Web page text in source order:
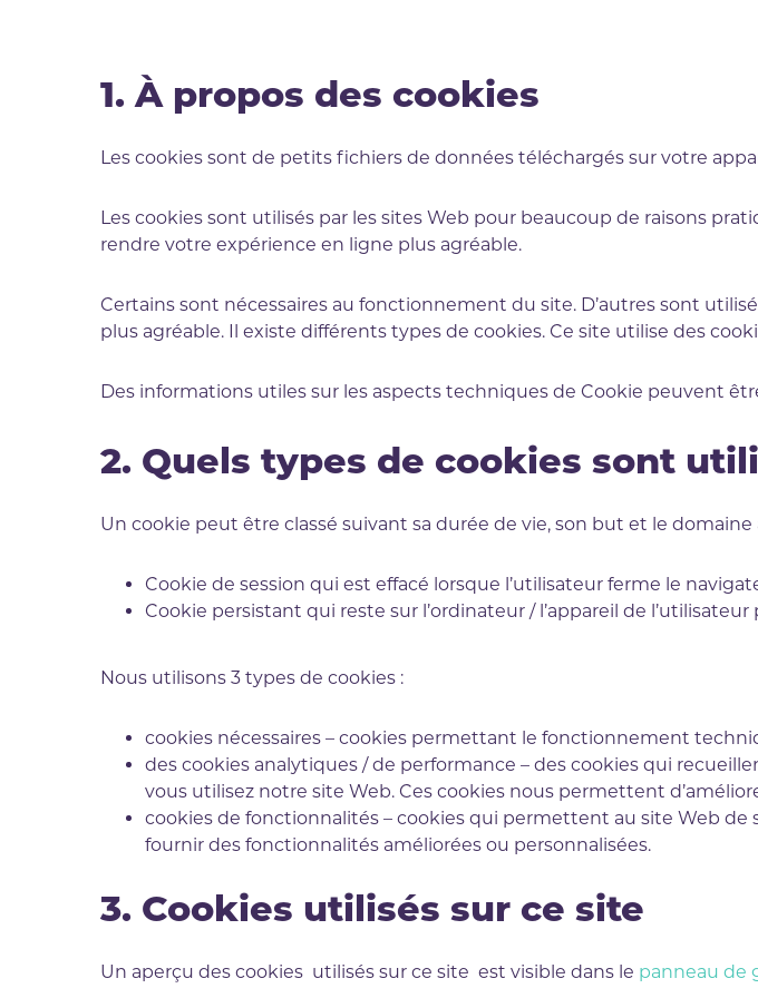
1. À propos des cookies
Les cookies sont de petits fichiers de données téléchargés sur votre
Les cookies sont utilisés par les sites Web pour beaucoup de raisons
rendre votre expérience en ligne plus agréable.
Certains sont nécessaires au fonctionnement du site. D’autres sont
plus agréable. Il existe différents types de cookies. Ce site utilise des
Des informations utiles sur les aspects techniques de Cookie peuvent
2. Quels types de cookies sont
Un cookie peut être classé suivant sa durée de vie, son but et le
Cookie de session qui est effacé lorsque l’utilisateur ferme le
Cookie persistant qui reste sur l’ordinateur / l’appareil de
Nous utilisons 3 types de cookies :
cookies nécessaires – cookies permettant le fonctionnement
des cookies analytiques / de performance – des cookies qui
vous utilisez notre site Web. Ces cookies nous permettent
cookies de fonctionnalités – cookies qui permettent au site Web
fournir des fonctionnalités améliorées ou personnalisées.
3. Cookies utilisés sur ce site
Un aperçu des cookies utilisés sur ce site est visible dans le panneau de